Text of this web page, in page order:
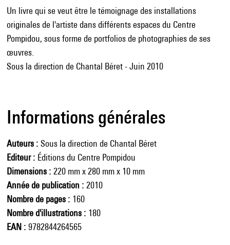
Un livre qui se veut être le témoignage des installations
originales de l'artiste dans différents espaces du Centre
Pompidou, sous forme de portfolios de photographies de ses
œuvres.
Sous la direction de Chantal Béret - Juin 2010
Informations générales
Auteurs
Sous la direction de Chantal Béret
Editeur
Éditions du Centre Pompidou
Dimensions
220 mm x 280 mm x 10 mm
Année de publication
2010
Nombre de pages
160
Nombre d'illustrations
180
EAN
9782844264565